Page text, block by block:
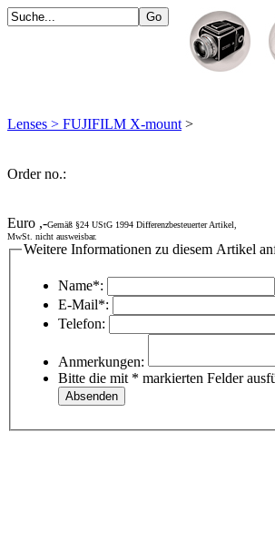
Lenses > FUJIFILM X-mount >
Order no.:
Euro ,-Gemäß §24 UStG 1994 Differenzbesteuerter Artikel,
MwSt. nicht ausweisbar.
Weitere Informationen zu diesem Artikel
Name*:
E-Mail*:
Telefon:
Anmerkungen:
Bitte die mit * markierten Felder